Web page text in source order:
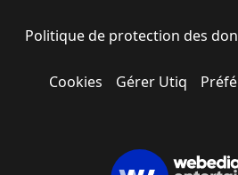
Politique de protection des
Cookies Gérer Utiq